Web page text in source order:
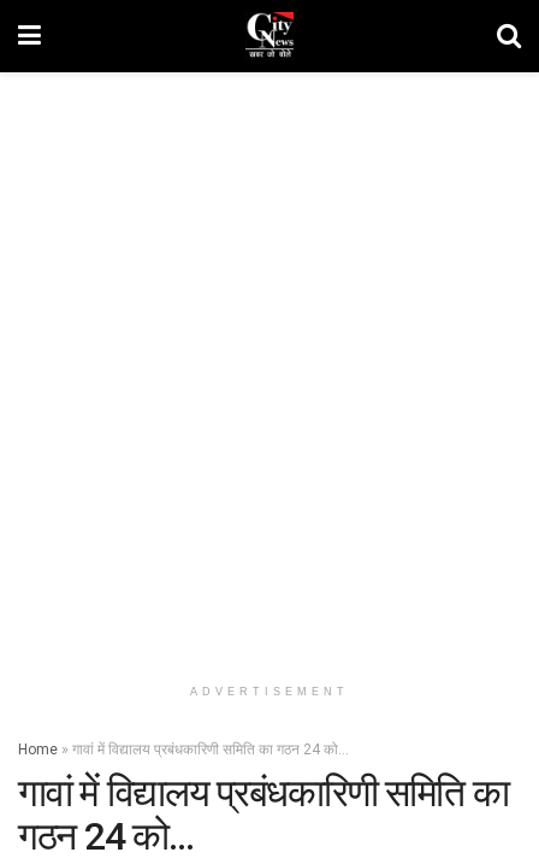
ADVERTISEMENT
Home » गावां में विद्यालय प्रबंधकारिणी समिति का गठन 24 को…
गावां में विद्यालय प्रबंधकारिणी समिति का
गठन 24 को…